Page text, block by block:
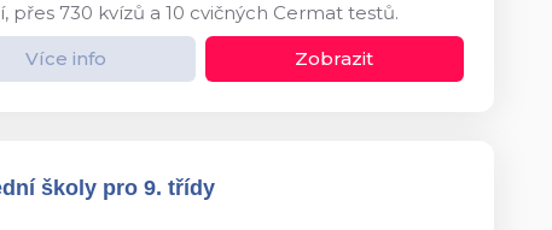
přes 730 kvízů a 10 cvičných Cermat testů.
Více info Zobrazit
školy pro 9. třídy